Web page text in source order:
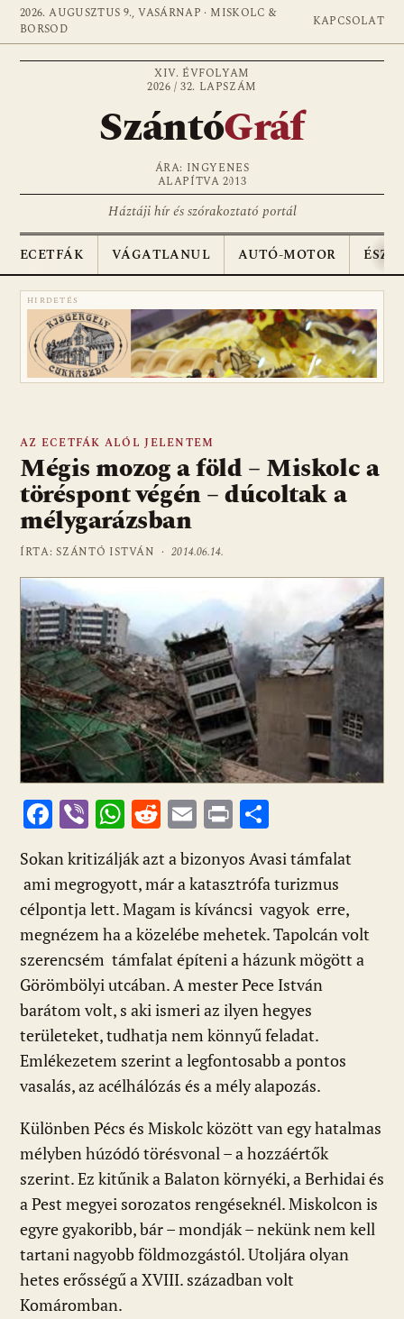
2026. AUGUSZTUS 9., VASÁRNAP · MISKOLC &
BORSOD
KAPCSOLAT
XIV. ÉVFOLYAM
2026 / 32. LAPSZÁM
SzántóGráf
ÁRA: INGYENES
ALAPÍTVA 2013
Háztáji hír és szórakoztató portál
ECETFÁK VÁGATLANUL AUTÓ-MOTOR
HIRDETÉS
AZ ECETFÁK ALÓL JELENTEM
Mégis mozog a föld – Miskolc a
töréspont végén – dúcoltak a
mélygarázsban
ÍRTA: SZÁNTÓ ISTVÁN ·2014.06.14.
F
ac
e
b
o
o
k
Vi
b
er
W
h
at
s
A
p
p
R
d
di
t
E
ai
l
Pr
in
t
ss
za
m
e
g
Sokan kritizálják azt a bizonyos Avasi támfalat
ami megrogyott, már a katasztrófa turizmus
célpontja lett. Magam is kíváncsi vagyok erre,
megnézem ha a közelébe mehetek. Tapolcán volt
szerencsém támfalat építeni a házunk mögött a
Görömbölyi utcában. A mester Pece István
barátom volt, s aki ismeri az ilyen hegyes
területeket, tudhatja nem könnyű feladat.
Emlékezetem szerint a legfontosabb a pontos
vasalás, az acélhálózás és a mély alapozás.
Különben Pécs és Miskolc között van egy hatalmas
mélyben húzódó törésvonal – a hozzáértők
szerint. Ez kitűnik a Balaton környéki, a Berhidai és
a Pest megyei sorozatos rengéseknél. Miskolcon is
egyre gyakoribb, bár – mondják – nekünk nem kell
tartani nagyobb földmozgástól. Utoljára olyan
hetes erősségű a XVIII. században volt
Komáromban.